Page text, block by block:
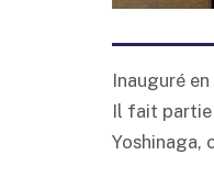
Inauguré
Il fait partie
Yoshinaga,